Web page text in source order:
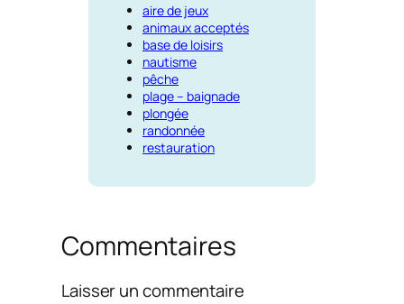
aire de jeux
animaux acceptés
base de loisirs
nautisme
pêche
plage – baignade
plongée
randonnée
restauration
Commentaires
Laisser un commentaire